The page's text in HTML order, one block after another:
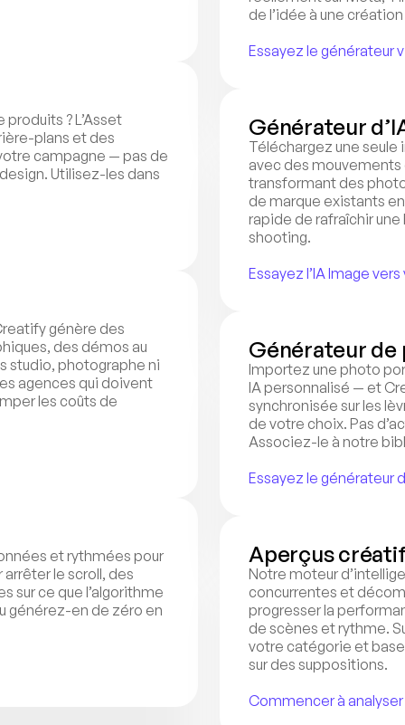
? L’Asset
plans et des
campagne — pas de
Utilisez-les dans
génère des
des démos au
studio, photographe ni
agences qui doivent
les coûts de
et rythmées pour
le scroll, des
sur ce que l’algorithme
générez-en de zéro en
de l’idée à une
Essayez le
Générateur
Téléchargez une seule
avec des
transformant des
de marque existants
rapide de rafraîchir
shooting.
Essayez l’IA Image
Générateur de
Importez une photo
IA personnalisé — et
synchronisée sur les
de votre choix. Pas
Associez-le à notre
Essayez le
Aperçus
Notre moteur
concurrentes et
progresser la
de scènes et rythme.
votre catégorie et
sur des suppositions.
Commencer à